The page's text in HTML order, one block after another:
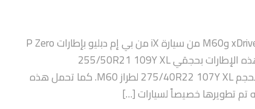
أعلنت شركة بيريللي عزمها تزويد طرازي xDrive50 وM60 من سيارة iX من بي إم دبليو بإطارات P Zero
Elect الخاصة بالسيارات الكهربائية. وتتوفّر هذه الإطارات بحجمَي 255/50R21 109Y XL
و275/40R22 107Y XL لطراز xDrive50، وبحجم 275/40R22 107Y XL لطراز M60. كما تحمل هذه
تم تطويرها خصيصاً لسيارات […]